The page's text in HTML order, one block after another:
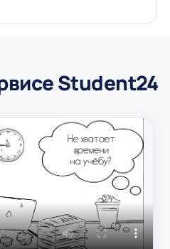
Student24